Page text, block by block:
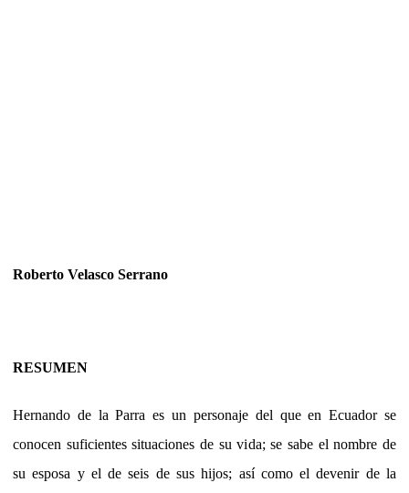
Roberto Velasco Serrano
RESUMEN
Hernando de la Parra es un personaje del que en Ecuador se
conocen suficientes situaciones de su vida; se sabe el nombre de
su esposa y el de seis de sus hijos; así como el devenir de la